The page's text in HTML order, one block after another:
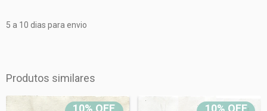
5 a 10 dias para envio
Produtos similares
10% OFF 10% OFF